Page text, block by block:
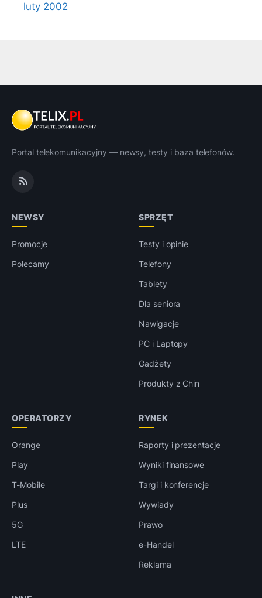
luty 2002
Portal telekomunikacyjny — newsy, testy i baza telefonów.
NEWSY
Promocje
Polecamy
SPRZĘT
Testy i opinie
Telefony
Tablety
Dla seniora
Nawigacje
PC i Laptopy
Gadżety
Produkty z Chin
OPERATORZY
Orange
Play
T-Mobile
Plus
5G
LTE
RYNEK
Raporty i prezentacje
Wyniki finansowe
Targi i konferencje
Wywiady
Prawo
e-Handel
Reklama